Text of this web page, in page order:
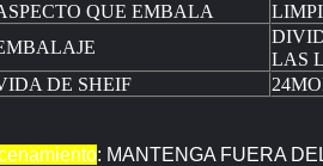
QUE EMBALA
LAS
DE SHEIF
: MANTENGA FUERA